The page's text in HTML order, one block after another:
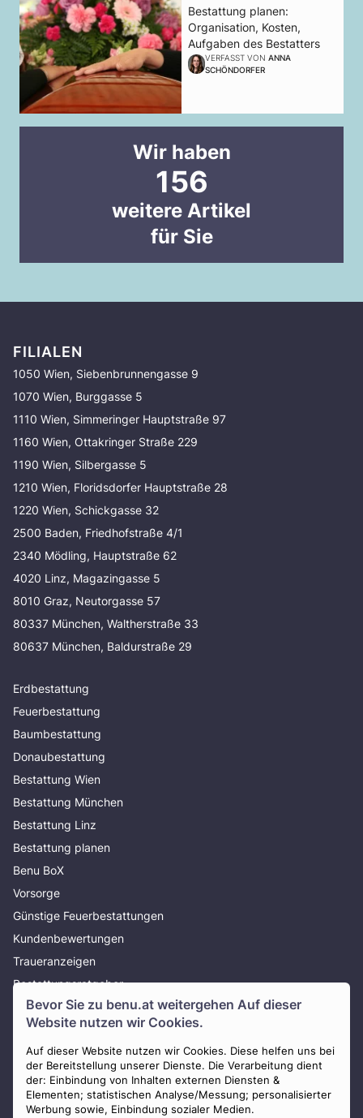
Bevor Sie zu benu.at weitergehen Auf dieser
Website nutzen wir Cookies.
Auf dieser Website nutzen wir Cookies. Diese helfen uns bei
der Bereitstellung unserer Dienste. Die Verarbeitung dient
der: Einbindung von Inhalten externen Diensten &
Elementen; statistischen Analyse/Messung; personalisierter
Werbung sowie, Einbindung sozialer Medien.
Bestattung planen:
Organisation, Kosten,
Aufgaben des Bestatters
VERFASST VONANNA
SCHÖNDORFER
Wir haben
156
weitere Artikel
für Sie
FILIALEN
1050 Wien, Siebenbrunnengasse 9
1070 Wien, Burggasse 5
1110 Wien, Simmeringer Hauptstraße 97
1160 Wien, Ottakringer Straße 229
1190 Wien, Silbergasse 5
1210 Wien, Floridsdorfer Hauptstraße 28
1220 Wien, Schickgasse 32
2500 Baden, Friedhofstraße 4/1
2340 Mödling, Hauptstraße 62
4020 Linz, Magazingasse 5
8010 Graz, Neutorgasse 57
80337 München, Waltherstraße 33
80637 München, Baldurstraße 29
Erdbestattung
Feuerbestattung
Baumbestattung
Donaubestattung
Bestattung Wien
Bestattung München
Bestattung Linz
Bestattung planen
Benu BoX
Vorsorge
Günstige Feuerbestattungen
Kundenbewertungen
Traueranzeigen
Bestattungsratgeber
Über uns
Presse
AGB
Impressum
Datenschutz